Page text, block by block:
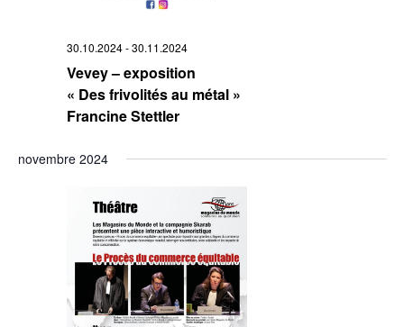
30.10.2024-30.11.2024
Vevey – exposition
« Des frivolités au métal »
Francine Stettler
novembre 2024